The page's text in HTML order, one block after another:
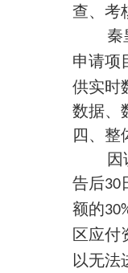
查、考
秦
申请项
供实时
数据、
四、整
告后30
额的
区应付
以无法